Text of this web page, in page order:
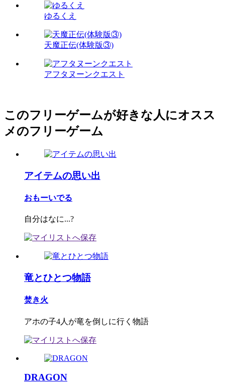
ゆるくえ
天魔正伝(体験版③)
アフタヌーンクエスト
このフリーゲームが好きな人にオスス
メのフリーゲーム
アイテムの思い出
おもーいでる
自分はなに...?
竜とひとつ物語
焚き火
アホの子4人が竜を倒しに行く物語
DRAGON